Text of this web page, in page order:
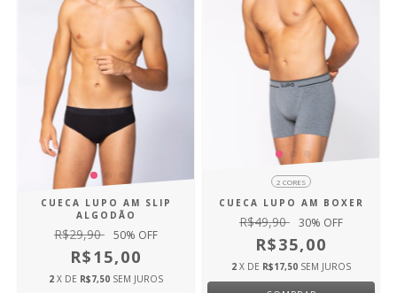
CUECA LUPO AM SLIP
ALGODÃO
R$29,90 50% OFF
R$15,00
2 X DE R$7,50 SEM JUROS
2 CORES
CUECA LUPO AM BOXER
R$49,90 30% OFF
R$35,00
2 X DE R$17,50 SEM JUROS